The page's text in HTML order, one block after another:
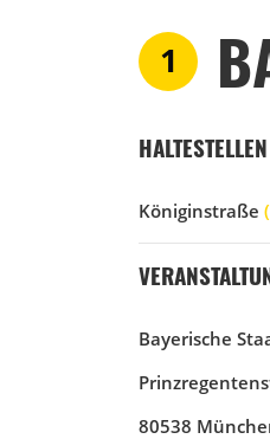
1
HALTESTELLEN
Königinstraße
Bayerische
80538